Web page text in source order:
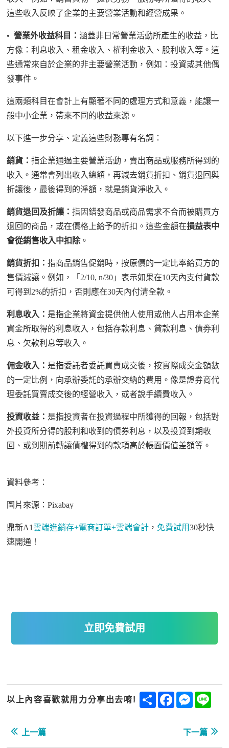
這些收入反映了企業的主要營業活動和經營成果。
• 營業外收益科目：涵蓋非日常營業活動所產生的收益，比
方像：利息收入、租金收入、權利金收入、股利收入等。這
些通常來自於企業的非主要營業活動，例如：投資或其他偶
發事件。
這兩類科目在會計上有顯著不同的處理方式和意義，能讓一
般中小企業，帶來不同的收益來源。
以下進一步分享、定義這些財務專有名詞：
銷貨：指企業通過主要營業活動，賣出商品或服務所得到的
收入。通常會列出收入總額，再減去銷貨折扣、銷貨退回與
折讓後，最後得到的淨額，就是銷貨淨收入。
銷貨退回及折讓：指因錯發商品或商品需求不合而被購買方
退回的商品，或在價格上給予的折扣。這些金額在損益表中
會從銷售收入中扣除。
銷貨折扣：指商品銷售促銷時，按原價的一定比率給買方的
售價減讓。例如，「 2/10, n/30 」表示如果在10天內支付貨款
可得到 2%的折扣，否則應在30天內付清全款。
利息收入： 是指企業將資金提供他人使用或他人占用本企業
資金所取得的利息收入，包括存款利息、貸款利息、債券利
息、欠款利息等收入。
佣金收入： 是指委託者委託買賣成交後，按實際成交金額數
的一定比例，向承辦委託的承辦交納的費用。像是證券商代
理委託買賣成交後的經營收入，或者說手續費收入。
投資收益： 是指投資者在投資過程中所獲得的回報，包括對
外投資所分得的股利和收到的債券利息，以及投資到期收
回、或到期前轉讓債權得到的款項高於帳面價值差額等。
資料參考：
圖片來源：Pixabay
鼎新A1雲端進銷存+電商訂單+雲端會計 ， 免費試用30秒快
速開通！
立即免費試用
以上內容喜歡就用力分享出去唷! ShareFacebook
上一篇 下一篇